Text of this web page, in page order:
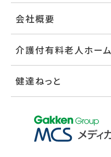
会社概要
介護付有料老人ホーム
健達ねっと